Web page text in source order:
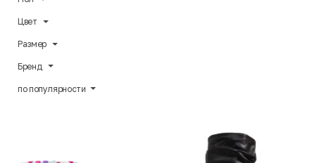
Цвет
Размер
Бренд
по популярности